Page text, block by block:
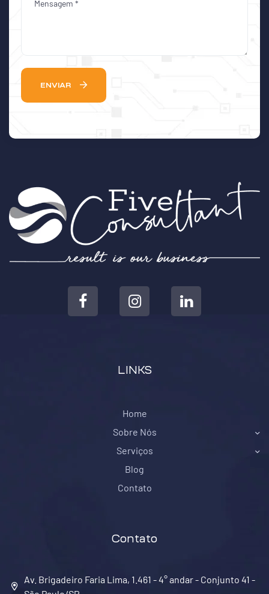
ENVIAR
LINKS
Home
Sobre Nós
Serviços
Blog
Contato
Contato
Av. Brigadeiro Faria Lima, 1.461 - 4° andar - Conjunto 41 -